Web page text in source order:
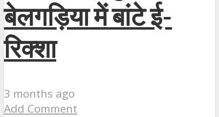
बेलगड़िया में बांटे ई-
रिक्शा
3 months ago
Add Comment